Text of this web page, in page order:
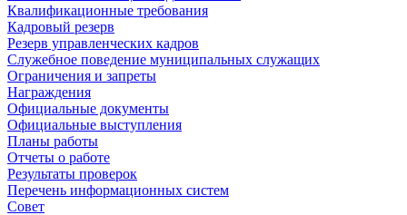
Квалификационные требования
Кадровый резерв
Резерв управленческих кадров
Служебное поведение муниципальных служащих
Ограничения и запреты
Награждения
Официальные документы
Официальные выступления
Планы работы
Отчеты о работе
Результаты проверок
Перечень информационных систем
Совет